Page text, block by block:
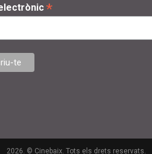
*
2026. © Cinebaix. Tots els drets reservats.